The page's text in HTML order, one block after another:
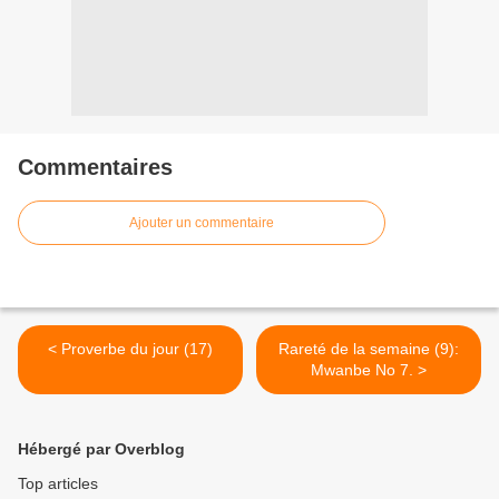
Commentaires
Ajouter un commentaire
< Proverbe du jour (17)
Rareté de la semaine (9):
Mwanbe No 7. >
Hébergé par Overblog
Top articles